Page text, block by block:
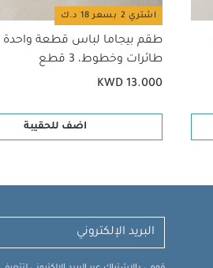
اشتري 2 بسعر 18 د.ك
طقم بيجاما لباس قطعة
طائرات وخطوط، 3 قطع
KWD 13.000
اضف للحقيبة